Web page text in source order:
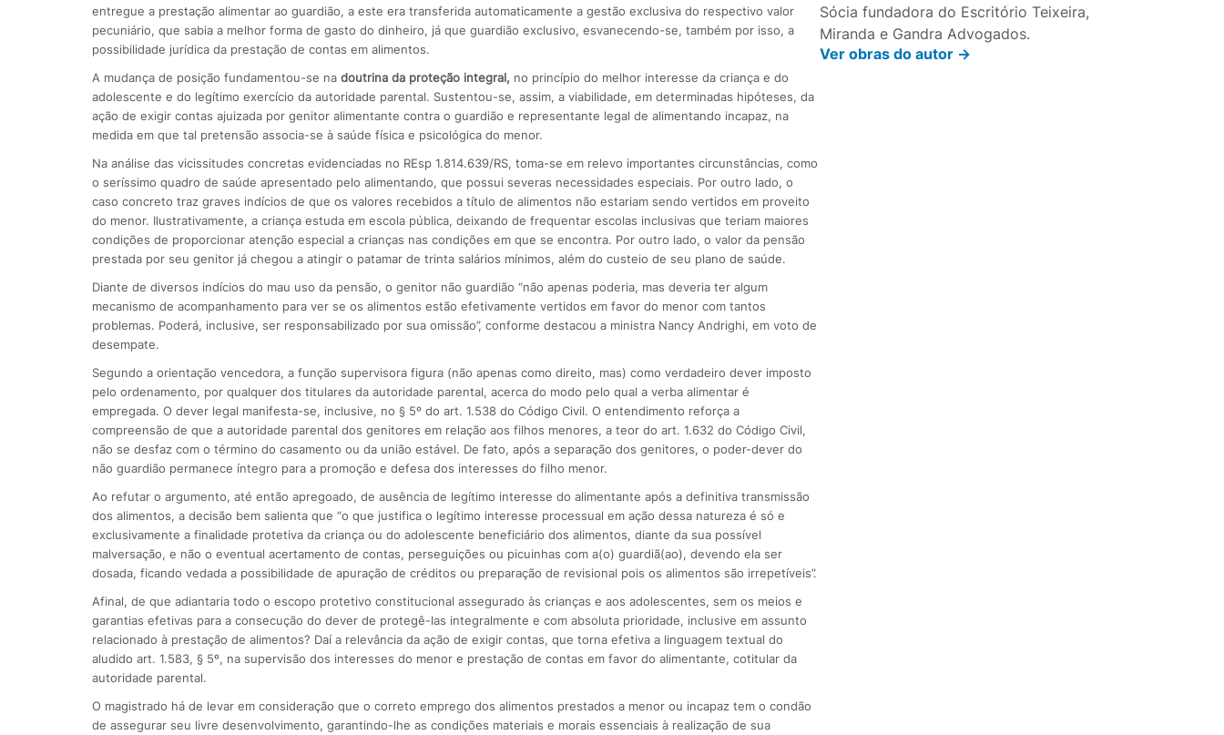
entregue a prestação alimentar ao guardião, a este era transferida automaticamente a gestão exclusiva do respectivo valor
pecuniário, que sabia a melhor forma de gasto do dinheiro, já que guardião exclusivo, esvanecendo-se, também por isso, a
possibilidade jurídica da prestação de contas em alimentos.
A mudança de posição fundamentou-se na doutrina da proteção integral, no princípio do melhor interesse da criança e do
adolescente e do legítimo exercício da autoridade parental. Sustentou-se, assim, a viabilidade, em determinadas hipóteses, da
ação de exigir contas ajuizada por genitor alimentante contra o guardião e representante legal de alimentando incapaz, na
medida em que tal pretensão associa-se à saúde física e psicológica do menor.
Na análise das vicissitudes concretas evidenciadas no REsp 1.814.639/RS, toma-se em relevo importantes circunstâncias, como
o seríssimo quadro de saúde apresentado pelo alimentando, que possui severas necessidades especiais. Por outro lado, o
caso concreto traz graves indícios de que os valores recebidos a título de alimentos não estariam sendo vertidos em proveito
do menor. Ilustrativamente, a criança estuda em escola pública, deixando de frequentar escolas inclusivas que teriam maiores
condições de proporcionar atenção especial a crianças nas condições em que se encontra. Por outro lado, o valor da pensão
prestada por seu genitor já chegou a atingir o patamar de trinta salários mínimos, além do custeio de seu plano de saúde.
Diante de diversos indícios do mau uso da pensão, o genitor não guardião “não apenas poderia, mas deveria ter algum
mecanismo de acompanhamento para ver se os alimentos estão efetivamente vertidos em favor do menor com tantos
problemas. Poderá, inclusive, ser responsabilizado por sua omissão”, conforme destacou a ministra Nancy Andrighi, em voto de
desempate.
Segundo a orientação vencedora, a função supervisora figura (não apenas como direito, mas) como verdadeiro dever imposto
pelo ordenamento, por qualquer dos titulares da autoridade parental, acerca do modo pelo qual a verba alimentar é
empregada. O dever legal manifesta-se, inclusive, no § 5º do art. 1.538 do Código Civil. O entendimento reforça a
compreensão de que a autoridade parental dos genitores em relação aos filhos menores, a teor do art. 1.632 do Código Civil,
não se desfaz com o término do casamento ou da união estável. De fato, após a separação dos genitores, o poder-dever do
não guardião permanece íntegro para a promoção e defesa dos interesses do filho menor.
Ao refutar o argumento, até então apregoado, de ausência de legítimo interesse do alimentante após a definitiva transmissão
dos alimentos, a decisão bem salienta que “o que justifica o legítimo interesse processual em ação dessa natureza é só e
exclusivamente a finalidade protetiva da criança ou do adolescente beneficiário dos alimentos, diante da sua possível
malversação, e não o eventual acertamento de contas, perseguições ou picuinhas com a(o) guardiã(ao), devendo ela ser
dosada, ficando vedada a possibilidade de apuração de créditos ou preparação de revisional pois os alimentos são irrepetíveis”.
Afinal, de que adiantaria todo o escopo protetivo constitucional assegurado às crianças e aos adolescentes, sem os meios e
garantias efetivas para a consecução do dever de protegê-las integralmente e com absoluta prioridade, inclusive em assunto
relacionado à prestação de alimentos? Daí a relevância da ação de exigir contas, que torna efetiva a linguagem textual do
aludido art. 1.583, § 5º, na supervisão dos interesses do menor e prestação de contas em favor do alimentante, cotitular da
autoridade parental.
O magistrado há de levar em consideração que o correto emprego dos alimentos prestados a menor ou incapaz tem o condão
de assegurar seu livre desenvolvimento, garantindo-lhe as condições materiais e morais essenciais à realização de sua
Sócia fundadora do Escritório Teixeira,
Miranda e Gandra Advogados.
Ver obras do autor ->